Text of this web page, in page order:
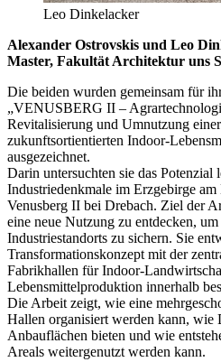
Leo Dinkelacker
Alexander Ostrovskis und Leo
Master, Fakultät Architektur uns
Die beiden wurden gemeinsam für
„VENUSBERG II –
Revitalisierung und Umnutzung
zukunftsortientierten Indoor-
ausgezeichnet.
Darin untersuchten sie das Potenzial
Industriedenkmale im Erzgebirge
Venusberg II bei Drebach. Ziel der
eine neue Nutzung zu entdecken,
Industriestandorts zu sichern. Sie
Transformationskonzept mit der
Fabrikhallen für Indoor-
Lebensmittelproduktion innerhalb
Die Arbeit zeigt, wie eine
Hallen organisiert werden kann, wie
Anbauflächen bieten und wie
Areals weitergenutzt werden kann.